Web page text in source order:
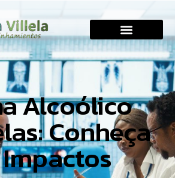
Alcoólico
Conheça